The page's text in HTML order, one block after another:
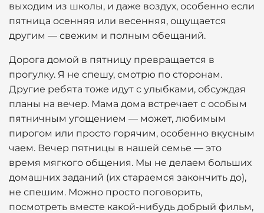
выходим из школы, и даже воздух, особенно если
пятница осенняя или весенняя, ощущается
другим — свежим и полным обещаний.
Дорога домой в пятницу превращается в
прогулку. Я не спешу, смотрю по сторонам.
Другие ребята тоже идут с улыбками, обсуждая
планы на вечер. Мама дома встречает с особым
пятничным угощением — может, любимым
пирогом или просто горячим, особенно вкусным
чаем. Вечер пятницы в нашей семье — это
время мягкого общения. Мы не делаем больших
домашних заданий (их стараемся закончить до),
не спешим. Можно просто поговорить,
посмотреть вместе какой-нибудь добрый фильм,